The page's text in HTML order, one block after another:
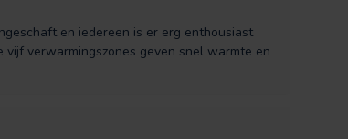
en iedereen is er erg enthousiast
verwarmingszones geven snel warmte en